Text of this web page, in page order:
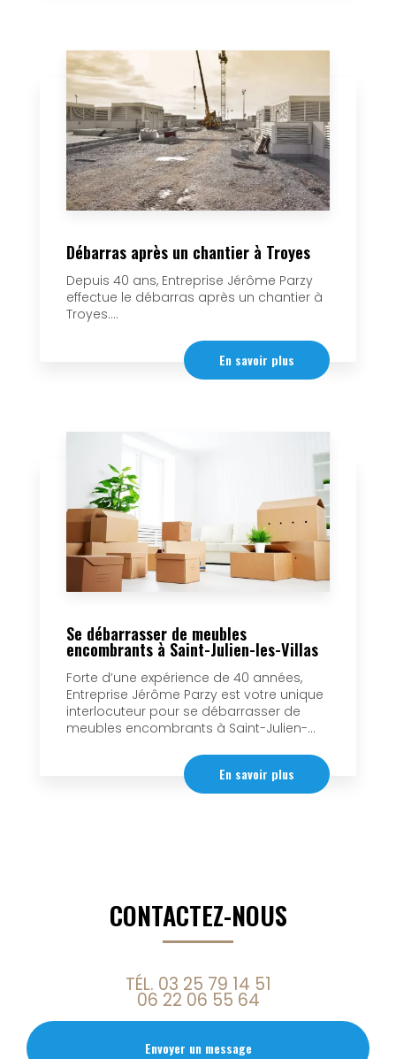
Débarras après un chantier à Troyes
Depuis 40 ans, Entreprise Jérôme Parzy
effectue le débarras après un chantier à
Troyes....
En savoir plus
Se débarrasser de meubles
encombrants à Saint-Julien-les-Villas
Forte d’une expérience de 40 années,
Entreprise Jérôme Parzy est votre unique
interlocuteur pour se débarrasser de
meubles encombrants à Saint-Julien-...
En savoir plus
CONTACTEZ-NOUS
TÉL. 03 25 79 14 51
06 22 06 55 64
Envoyer un message